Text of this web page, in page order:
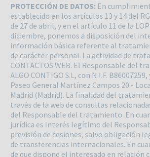
PROTECCIÓN DE DATOS: En
establecido en los artículos 13 y 14 del
de 27 de abril, y en el artículo 11 de la
diciembre, ponemos a disposición del
información básica referente al
de carácter personal. La actividad de
CONTACTOS WEB. El Responsable del
ALGO CONTIGO S.L, con N.I.F.
Paseo General Martínez Campos 20 -
Madrid (Madrid). La finalidad del
través de la web de consultas
del Responsable del tratamiento. En
jurídica es Interés legítimo del
previsión de cesiones, salvo obligación
de transferencias internacionales. En
de que dispone el interesado en relación